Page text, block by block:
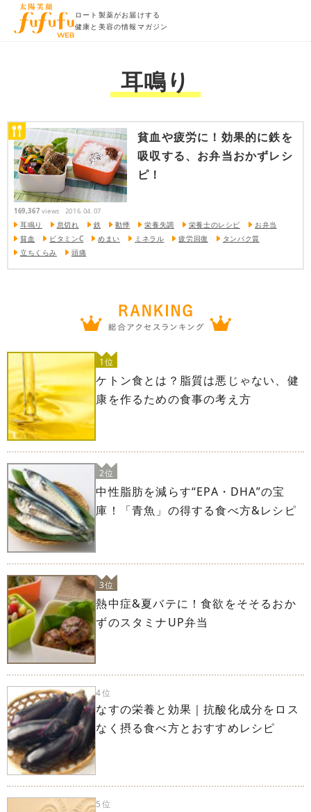
ロート製薬がお届けする
健康と美容の情報マガジン
耳鳴り
貧血や疲労に！効果的に鉄を
吸収する、お弁当おかずレシ
ピ！
169,367 views 2016.04.07
耳鳴り 息切れ 鉄 動悸 栄養失調 栄養士のレシピ
お弁当
貧血
ビタミンC めまい ミネラル 疲労回復
タンパク質
立ちくらみ
頭痛
1位
ケトン食とは？脂質は悪じゃない、健
康を作るための食事の考え方
2位
中性脂肪を減らす“EPA・DHA”の宝
庫！「青魚」の得する食べ方&レシピ
3位
熱中症&夏バテに！食欲をそそるおか
ずのスタミナUP弁当
4位
なすの栄養と効果｜抗酸化成分をロス
なく摂る食べ方とおすすめレシピ
5位